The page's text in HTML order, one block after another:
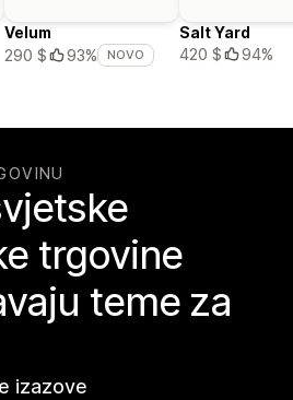
Velum
290 $
93% NOVO
Salt Yard
420 $
94%
trgovine
teme za
izazove